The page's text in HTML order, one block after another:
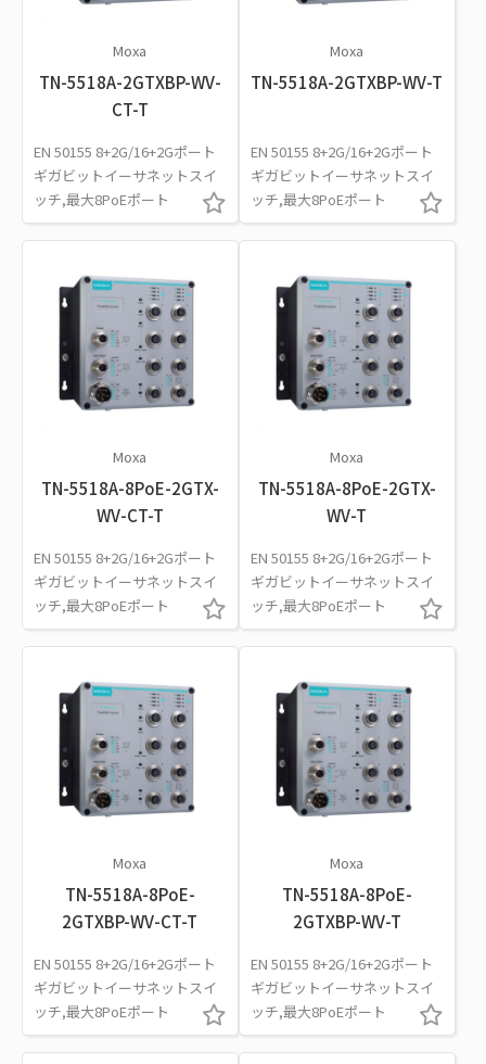
Moxa
TN-5518A-2GTXBP-WV-
CT-T
EN 50155 8+2G/16+2Gポート
ギガビットイーサネットスイ
ッチ,最大8PoEポート
Moxa
TN-5518A-2GTXBP-WV-T
EN 50155 8+2G/16+2Gポート
ギガビットイーサネットスイ
ッチ,最大8PoEポート
Moxa
TN-5518A-8PoE-2GTX-
WV-CT-T
EN 50155 8+2G/16+2Gポート
ギガビットイーサネットスイ
ッチ,最大8PoEポート
Moxa
TN-5518A-8PoE-2GTX-
WV-T
EN 50155 8+2G/16+2Gポート
ギガビットイーサネットスイ
ッチ,最大8PoEポート
Moxa
TN-5518A-8PoE-
2GTXBP-WV-CT-T
EN 50155 8+2G/16+2Gポート
ギガビットイーサネットスイ
ッチ,最大8PoEポート
Moxa
TN-5518A-8PoE-
2GTXBP-WV-T
EN 50155 8+2G/16+2Gポート
ギガビットイーサネットスイ
ッチ,最大8PoEポート